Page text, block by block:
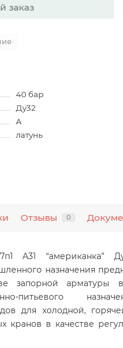
заказ
40 бар
Ду32
A
латунь
Отзывы 0
А31 “американка”
назначения
запорной арматуры
питьевого
для холодной,
кранов в качестве